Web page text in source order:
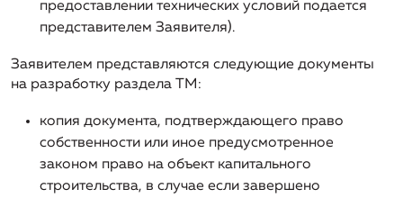
подключение (технологическое присоединение) к
системе теплоснабжения
Информация о порядке выполнения
технологических, технических и других мероприятий,
присоединением)
Информация о предложении регулируемой
организации об установлении цен (тарифов) в сфере
предоставлении технических условий подается
представителем Заявителя).
Заявителем представляются следующие документы
на разработку раздела ТМ:
копия документа, подтверждающего право
собственности или иное предусмотренное
законом право на объект капитального
строительства, в случае если завершено